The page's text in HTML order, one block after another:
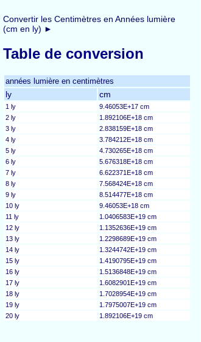
Convertir les Centimètres en Années lumière
(cm en ly) ►
Table de conversion
années lumière en centimètres
ly cm
1 ly
9.46053E+17 cm
2 ly
1.892106E+18 cm
3 ly
2.838159E+18 cm
4 ly
3.784212E+18 cm
5 ly
4.730265E+18 cm
6 ly
5.676318E+18 cm
7 ly
6.622371E+18 cm
8 ly
7.568424E+18 cm
9 ly
8.514477E+18 cm
10 ly
9.46053E+18 cm
11 ly
1.0406583E+19 cm
12 ly
1.1352636E+19 cm
13 ly
1.2298689E+19 cm
14 ly
1.3244742E+19 cm
15 ly
1.4190795E+19 cm
16 ly
1.5136848E+19 cm
17 ly
1.6082901E+19 cm
18 ly
1.7028954E+19 cm
19 ly
1.7975007E+19 cm
20 ly
1.892106E+19 cm